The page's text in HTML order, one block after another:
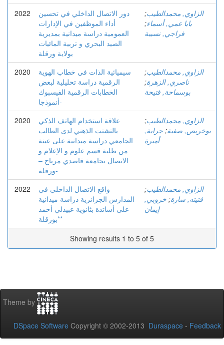
2022
دور الاتصال الداخلي في تحسين
أداء الموظفين في الإدارات
العمومية دراسة ميدانية بمديرية
الصيد البحري و تربية المائيات
بولاية ورقلة
الزاوي, محمدالطيب;
بابا عمي, أسماء;
فراجي, نسيبة
2020
سيميائية الذات في خطاب الهوية
الرقمية دراسة تحليلية لبعض
الخطابات الرقمية الفيسبوك
-أنموذجا
الزاوي, محمدالطيب;
ناصري, الزهرة;
بوسماحة, فتيحة
2020
علاقة استخدام الهاتف الذكي
بالتشتت الذهني لدى الطالب
الجامعي دراسة میدانیة على عینة
من طلبة قسم علوم و الإعلام و
الاتصال بجامعة قاصدي مرباح –
ورقلة-
الزاوي, محمدالطيب;
بوخريص, صفية; جراية,
أميرة
2022
واقع الاتصال الداخلي في
المدارس الجزائرية دراسة ميدانية
على أساتذة بثانوية عبيدلي أحمد
*بورقلة*
الزاوي, محمدالطيب;
فتيته, سارة; خروبي,
إيمان
Showing results 1 to 5 of 5
Theme by
DSpace Software Copyright © 2002-2013 Duraspace - Feedback